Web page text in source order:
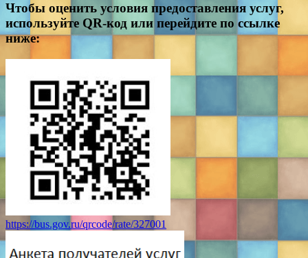
Чтобы оценить условия предоставления услуг,
используйте QR-код или перейдите по ссылке
ниже:
https://bus.gov.ru/qrcode/rate/327001